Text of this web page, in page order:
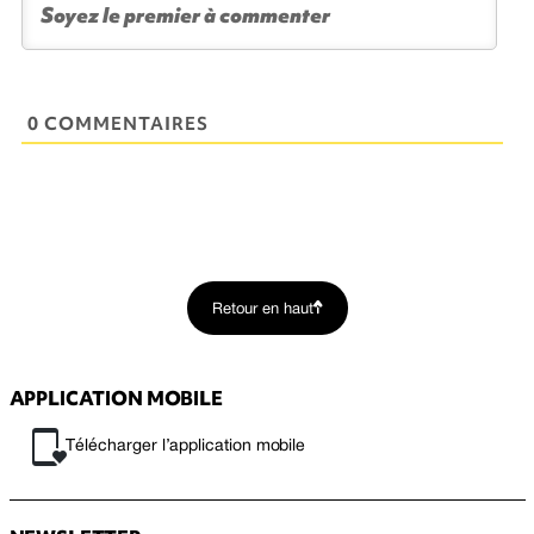
0 COMMENTAIRES
Retour en haut
APPLICATION MOBILE
Télécharger l’application mobile